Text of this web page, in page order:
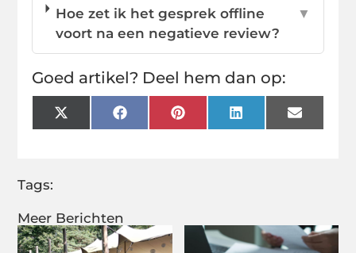
Meer Berichten
Hoe zet ik het gesprek offline
voort na een negatieve review?
▼
Goed artikel? Deel hem dan op:
X
(Twitter)
FacebookPinterestLinkedInEmail
Tags: